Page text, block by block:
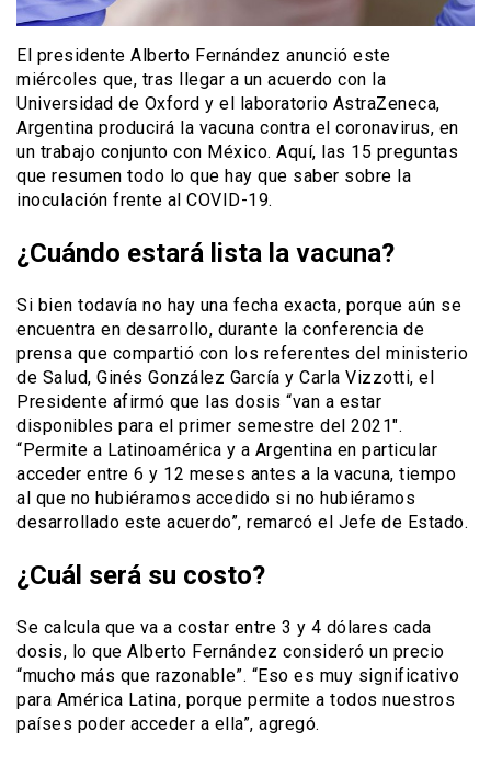
El presidente Alberto Fernández anunció este
miércoles que, tras llegar a un acuerdo con la
Universidad de Oxford y el laboratorio AstraZeneca,
Argentina producirá la vacuna contra el coronavirus, en
un trabajo conjunto con México. Aquí, las 15 preguntas
que resumen todo lo que hay que saber sobre la
inoculación frente al COVID-19.
¿Cuándo estará lista la vacuna?
Si bien todavía no hay una fecha exacta, porque aún se
encuentra en desarrollo, durante la conferencia de
prensa que compartió con los referentes del ministerio
de Salud, Ginés González García y Carla Vizzotti, el
Presidente afirmó que las dosis “van a estar
disponibles para el primer semestre del 2021″.
“Permite a Latinoamérica y a Argentina en particular
acceder entre 6 y 12 meses antes a la vacuna, tiempo
al que no hubiéramos accedido si no hubiéramos
desarrollado este acuerdo”, remarcó el Jefe de Estado.
¿Cuál será su costo?
Se calcula que va a costar entre 3 y 4 dólares cada
dosis, lo que Alberto Fernández consideró un precio
“mucho más que razonable”. “Eso es muy significativo
para América Latina, porque permite a todos nuestros
países poder acceder a ella”, agregó.